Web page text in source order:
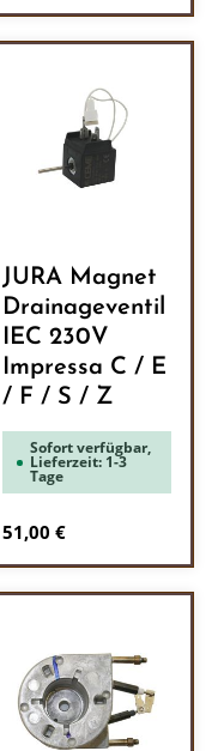
JURA Magnet
Drainageventil
IEC 230V
Impressa C / E
/ F / S / Z
Sofort verfügbar,
Lieferzeit: 1-3
Tage
Regulärer Preis:
51,00 €